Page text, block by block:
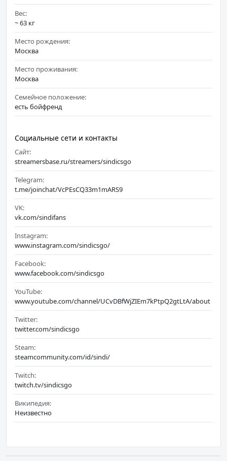
Вес:
~ 63 кг
Место рождения:
Москва
Место проживания:
Москва
Семейное положение:
есть бойфренд
Социальные сети и контакты
Сайт:
streamersbase.ru/streamers/sindicsgo
Telegram:
t.me/joinchat/VcPEsCQ33m1mARS9
VK:
vk.com/sindifans
Instagram:
www.instagram.com/sindicsgo/
Facebook:
www.facebook.com/sindicsgo
YouTube:
www.youtube.com/channel/UCvDBfWjZIEm7kPtpQ2gtLtA/about
Twitter:
twitter.com/sindicsgo
Steam:
steamcommunity.com/id/sindi/
Twitch:
twitch.tv/sindicsgo
Википедия:
Неизвестно